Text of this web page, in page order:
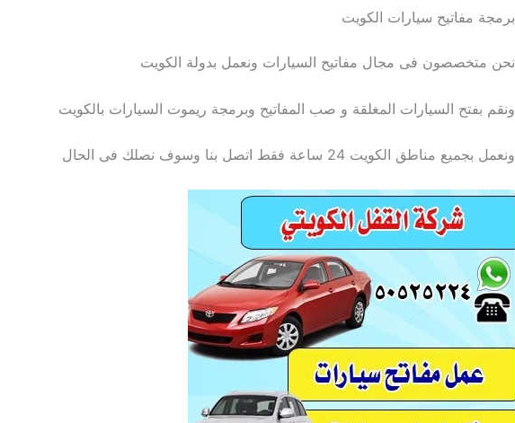
برمجة مفاتيح سيارات الكويت
نحن متخصصون فى مجال مفاتيح السيارات ونعمل بدولة الكويت
ونقم بفتح السيارات المغلقة و صب المفاتيح وبرمجة ريموت السيارات بالكويت
ونعمل بجميع مناطق الكويت 24 ساعة فقط اتصل بنا وسوف نصلك فى الحال